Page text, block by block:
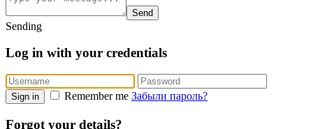
Send
Sending
Log in with your credentials
Sign in Remember me Забыли пароль?
Forgot your details?